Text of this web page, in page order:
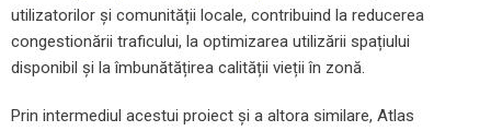
utilizatorilor și comunității locale, contribuind la reducerea
congestionării traficului, la optimizarea utilizării spațiului
disponibil și la îmbunătățirea calității vieții în zonă.
Prin intermediul acestui proiect și a altora similare, Atlas